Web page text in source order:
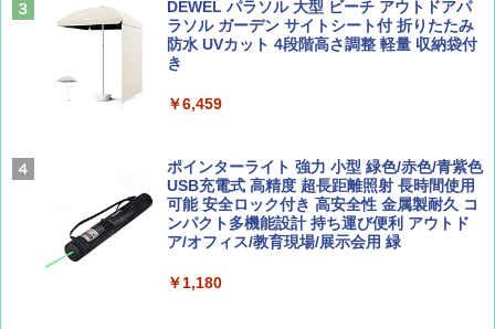
￥1,540
￥1,540
AIRLINE（エアライン）2026年9月号【特
￥0
球の歩き方A ヨーロッパ
￥2,479
A26 地球の歩き方 チェコ ポーランド スロヴ
￥4,980
テント ワンタッチ RENEW 幅200 2-3人用 43
￥5,999
[キャンパーズコレクション 山善] 傘みたいに
広げるだけ パッとサッとテント ブラックコ
簡単設置 ポップアップテント エクルベージ
DEWEL パラソル 大型 ビーチ アウトドアパ
ラソル ガーデン サイトシート付 折りたたみ
防水 UVカット 4段階高さ調整 軽量 収納袋付
き
￥6,459
ポインターライト 強力 小型 緑色/赤色/青紫色
USB充電式 高精度 超長距離照射 長時間使用
可能 安全ロック付き 高安全性 金属製耐久 コ
ンパクト多機能設計 持ち運び便利 アウトド
ア/オフィス/教育現場/展示会用 緑
￥1,180